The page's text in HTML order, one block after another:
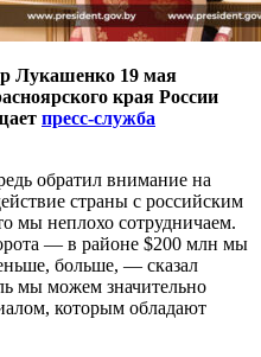
Лукашенко 19 мая
края России
пресс-служба
обратил внимание на
страны с российским
мы неплохо сотрудничаем.
— в районе $200 млн мы
больше, — сказал
мы можем значительно
которым обладают